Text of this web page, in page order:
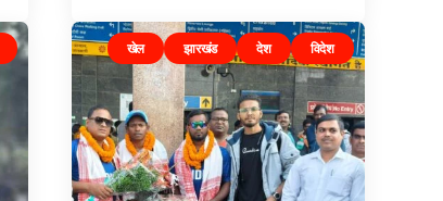
खेल झारखंड देश विदेश